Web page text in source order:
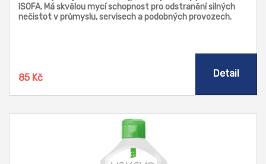
ISOFA. Má skvělou mycí schopnost pro odstranění silných
nečistot v průmyslu, servisech a podobných provozech.
85 Kč Detail